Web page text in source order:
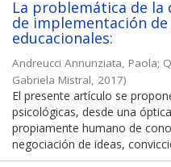
La problemática de la
de implementación
educacionales:
Andreucci Annunziata, Paola;
Gabriela Mistral, 2017)
El presente artículo se
psicológicas, desde una
propiamente humano de
negociación de ideas,